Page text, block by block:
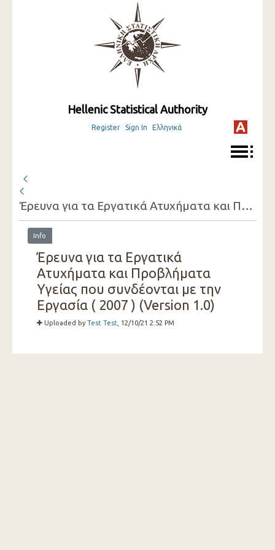
Hellenic Statistical Authority
Register Sign In Ελληνικά
Έρευνα για τα Εργατικά Ατυχήματα και Προβλήματα Υγείας που συνδέονται με την Εργασία ( 2007 )
Info
Έρευνα για τα Εργατικά
Ατυχήματα και Προβλήματα
Υγείας που συνδέονται με την
Εργασία ( 2007 ) (Version 1.0)
Uploaded byTest Test , 12/10/21 2:52 PM